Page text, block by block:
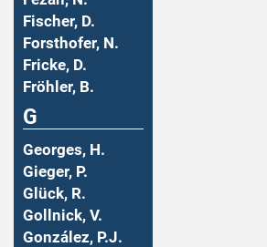
Fischer, D.
Forsthofer, N.
Fricke, D.
Fröhler, B.
G
Georges, H.
Gieger, P.
Glück, R.
Gollnick, V.
González, P.J.